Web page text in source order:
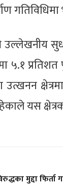
उल्लेखनीय
५.१
उत्खनन
यस
मुद्दा फिर्ता